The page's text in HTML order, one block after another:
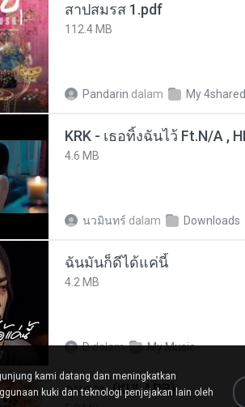
สาปสมรส 1.pdf
112.4 MB
Pandarin dalam My 4shared
4.6 MB
นวมินทร์ dalam Downloads
ฉันมันก็ดีได้แค่นี้
4.2 MB
Ddalam My Music
กุหลาบ (KULARB)
kami datang dan meningkatkan
kuki dan teknologi penjejakan lain oleh